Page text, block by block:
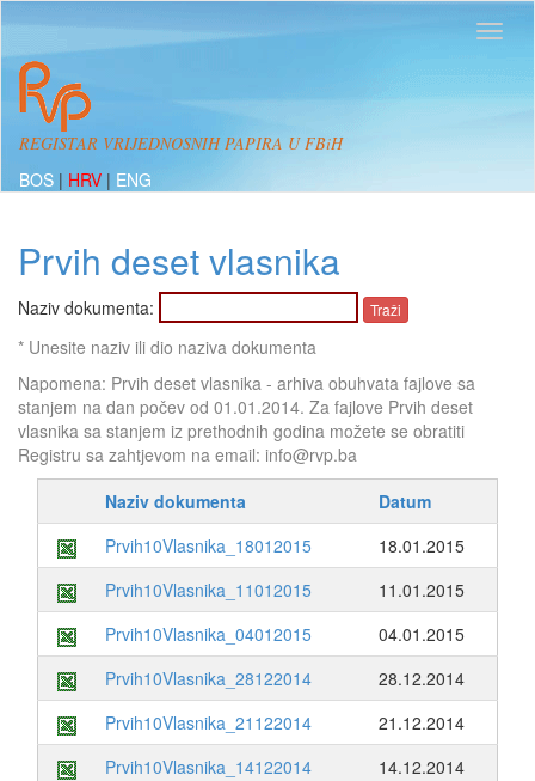
REGISTAR VRIJEDNOSNIH PAPIRA U FBiH
BOS | HRV | ENG
Prvih deset vlasnika
Naziv dokumenta:
* Unesite naziv ili dio naziva dokumenta
Napomena: Prvih deset vlasnika - arhiva obuhvata fajlove sa
stanjem na dan počev od 01.01.2014. Za fajlove Prvih deset
vlasnika sa stanjem iz prethodnih godina možete se obratiti
Registru sa zahtjevom na email: info@rvp.ba
Naziv dokumenta
Datum
Prvih10Vlasnika_18012015
18.01.2015
Prvih10Vlasnika_11012015
11.01.2015
Prvih10Vlasnika_04012015
04.01.2015
Prvih10Vlasnika_28122014
28.12.2014
Prvih10Vlasnika_21122014
21.12.2014
Prvih10Vlasnika_14122014
14.12.2014